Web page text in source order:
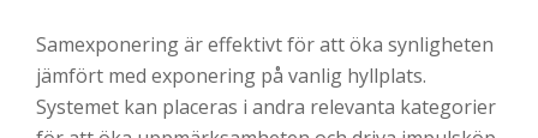
Samexponering är effektivt för att öka synligheten
jämfört med exponering på vanlig hyllplats.
Systemet kan placeras i andra relevanta kategorier